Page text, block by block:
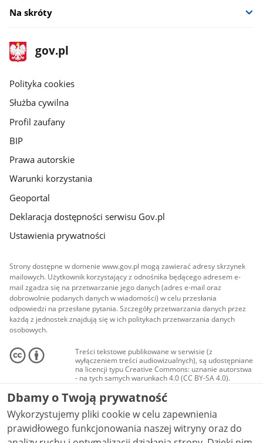
Na skróty
stopka
gov.pl
Strona
gov.pl
gov.pl
Polityka cookies
Służba cywilna
Profil zaufany
BIP
Prawa autorskie
Warunki korzystania
Geoportal
Deklaracja dostępności serwisu Gov.pl
Ustawienia prywatności
Strony dostępne w domenie www.gov.pl mogą zawierać adresy skrzynek
mailowych. Użytkownik korzystający z odnośnika będącego adresem e-
mail zgadza się na przetwarzanie jego danych (adres e-mail oraz
dobrowolnie podanych danych w wiadomości) w celu przesłania
odpowiedzi na przesłane pytania. Szczegóły przetwarzania danych przez
każdą z jednostek znajdują się w ich politykach przetwarzania danych
osobowych.
Treści tekstowe publikowane w serwisie (z
wyłączeniem treści audiowizualnych), są udostępniane
na licencji typu Creative Commons: uznanie autorstwa
- na tych samych warunkach 4.0 (CC BY-SA 4.0).
Materiały audiowizualne, w tym zdjęcia, materiały
audio i wideo, są udostępniane na licencji typu
Creative Commons: uznanie autorstwa użycie
niekomercyjne - bez utworów zależnych 4.0 (CC BY-
NC-ND 4.0), o ile nie jest to stwierdzone inaczej.
Dbamy o Twoją prywatność
Wykorzystujemy pliki cookie w celu zapewnienia
prawidłowego funkcjonowania naszej witryny oraz do